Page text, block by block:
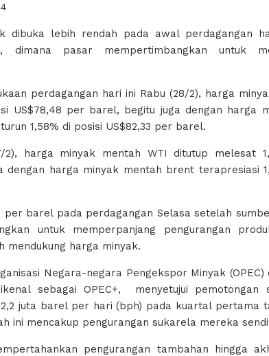
dibuka lebih rendah pada awal perdagangan
pasar mempertimbangkan untuk
perdagangan hari ini Rabu (28/2), harga
US$78,48 per barel, begitu juga dengan harga
1,58% di posisi US$82,33 per barel.
2), harga minyak mentah WTI ditutup melesat
dengan harga minyak mentah brent terapresiasi
per barel pada perdagangan Selasa setelah
untuk memperpanjang pengurangan
mendukung harga minyak.
Negara-negara Pengekspor Minyak (OPEC)
sebagai OPEC+, menyetujui pemotongan
juta barel per hari (bph) pada kuartal pertama
ini mencakup pengurangan sukarela mereka
pengurangan tambahan hingga